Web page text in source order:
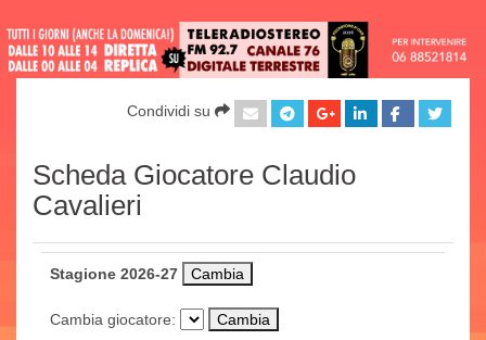
Condividi su
Scheda Giocatore Claudio
Cavalieri
Stagione 2026-27
Cambia giocatore: